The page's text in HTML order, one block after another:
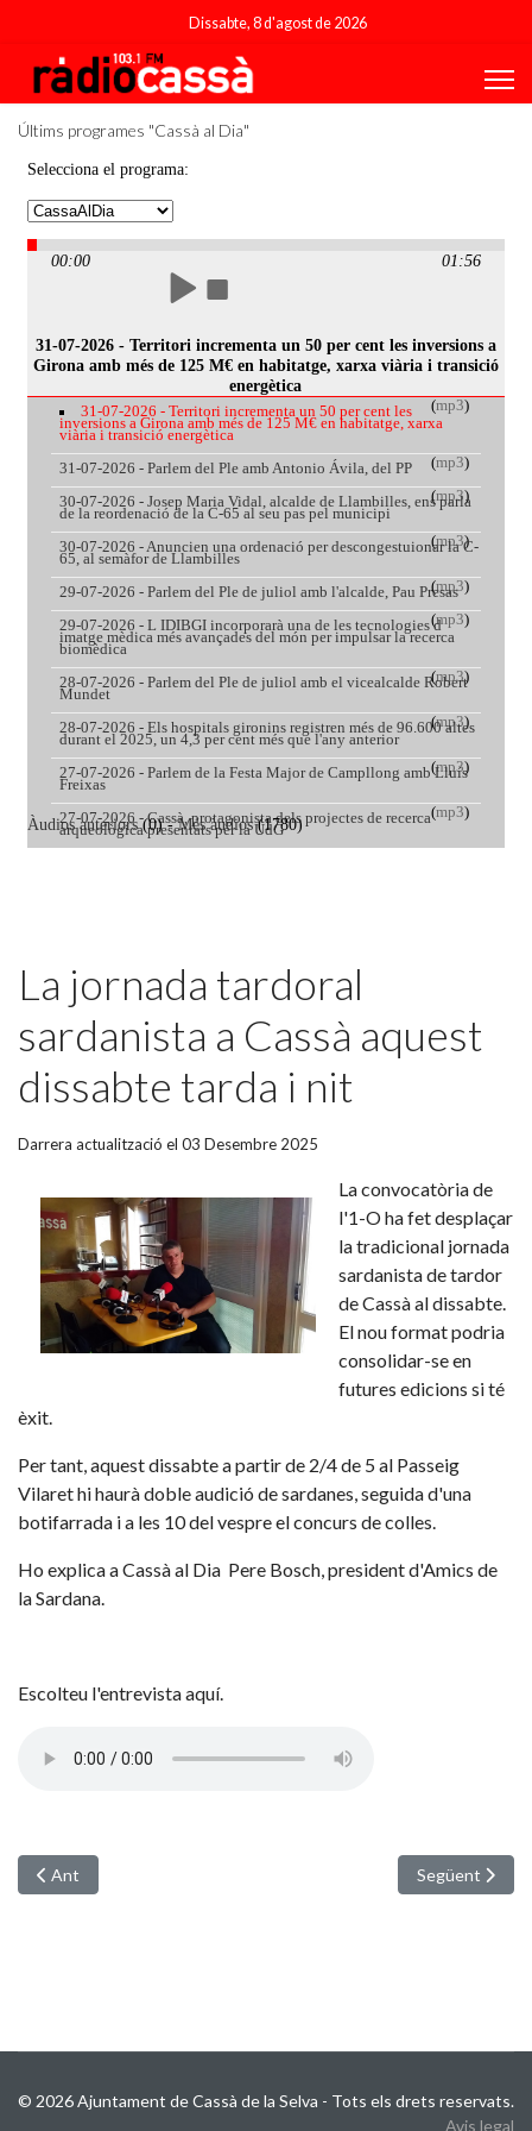
Dissabte, 8 d'agost de 2026
Últims programes "Cassà al Dia"
La jornada tardoral
sardanista a Cassà aquest
dissabte tarda i nit
Darrera actualització el 03 Desembre 2025
La convocatòria de
l'1-O ha fet desplaçar
la tradicional jornada
sardanista de tardor
de Cassà al dissabte.
El nou format podria
consolidar-se en
futures edicions si té
èxit.
Per tant, aquest dissabte a partir de 2/4 de 5 al Passeig
Vilaret hi haurà doble audició de sardanes, seguida d'una
botifarrada i a les 10 del vespre el concurs de colles.
Ho explica a Cassà al Dia Pere Bosch, president d'Amics de
la Sardana.
Escolteu l'entrevista aquí.
Article anterior: Jorge Garralda col•labora amb Ràdio Cassà
Ant Article
Següent
© 2026 Ajuntament de Cassà de la Selva - Tots els drets reservats.
Avis legal